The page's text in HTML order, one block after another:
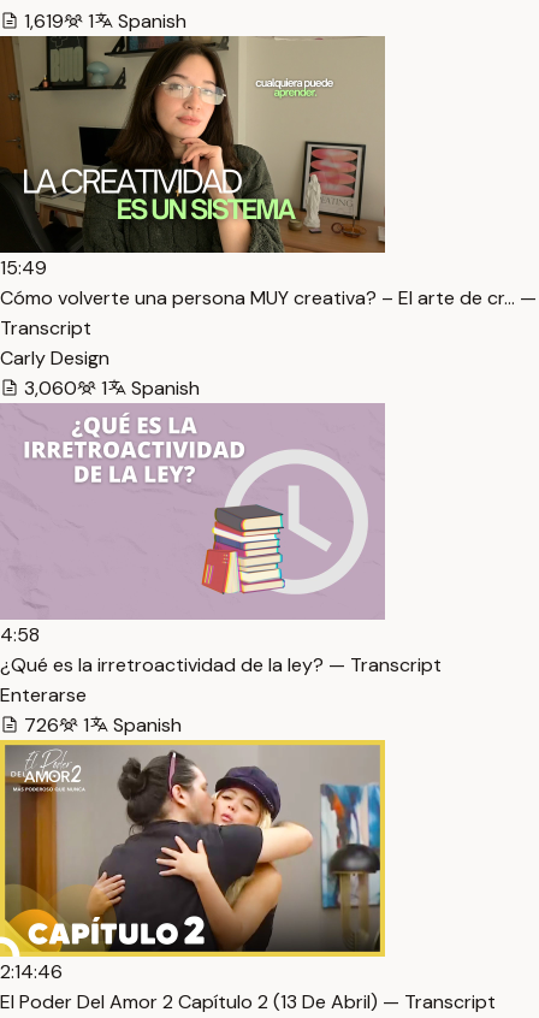
1,619
1 Spanish
15:49
Cómo volverte una persona MUY creativa? – El arte de cr… —
Transcript
Carly Design
3,060
1 Spanish
4:58
¿Qué es la irretroactividad de la ley? — Transcript
Enterarse
726
1 Spanish
2:14:46
El Poder Del Amor 2 Capítulo 2 (13 De Abril) — Transcript